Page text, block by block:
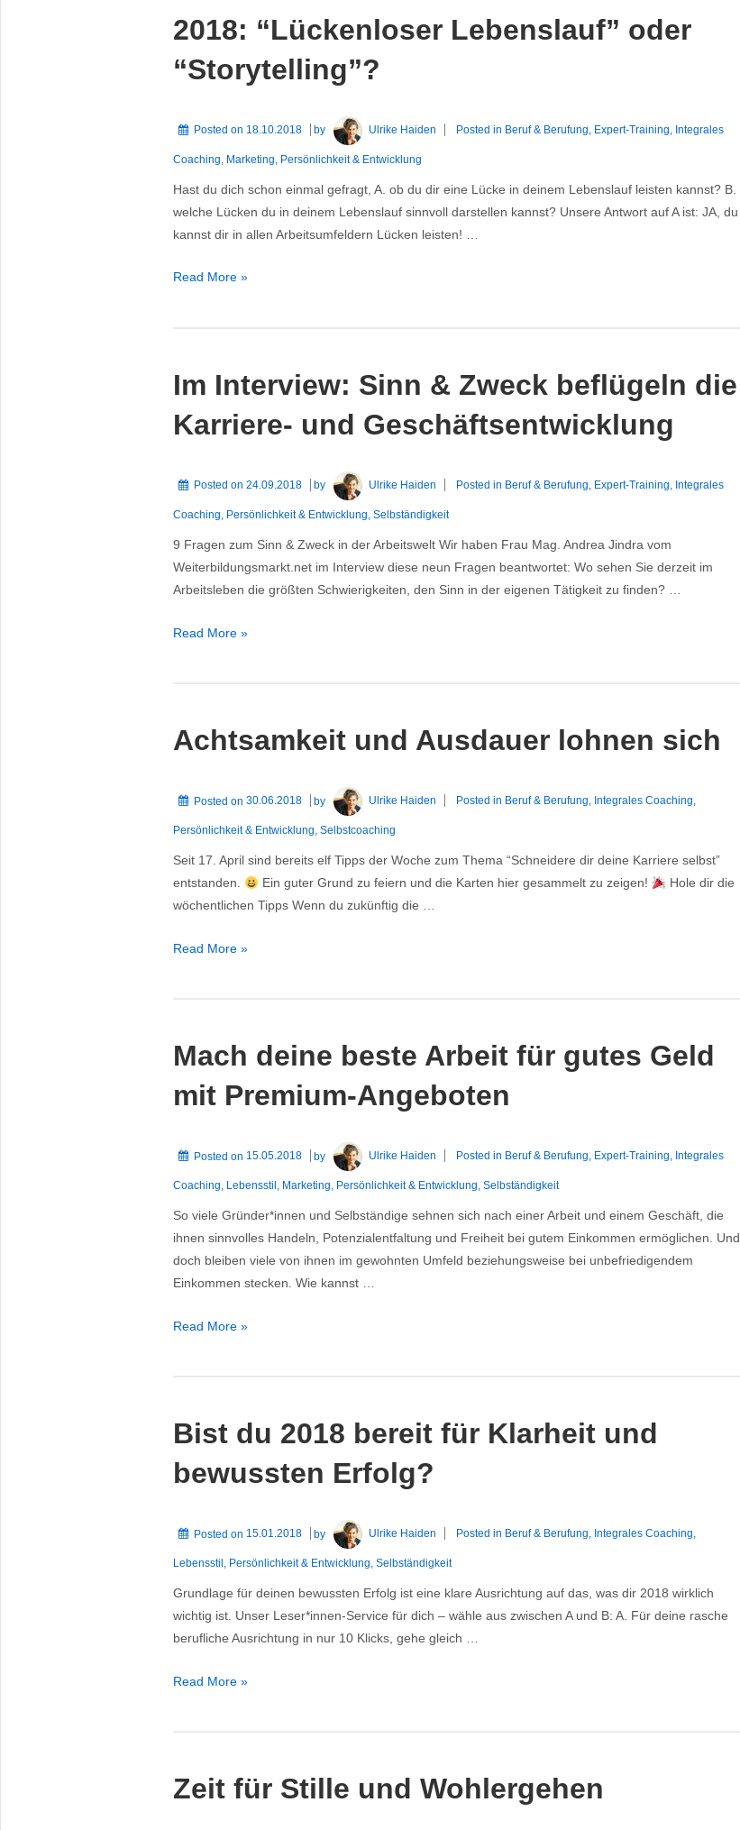
Spaces
2018: “Lückenloser Lebenslauf” oder
“Storytelling”?
Posted on 18.10.2018 by Ulrike Haiden Posted in Beruf & Berufung, Expert-Training, Integrales
Coaching, Marketing, Persönlichkeit & Entwicklung
Hast du dich schon einmal gefragt, A. ob du dir eine Lücke in deinem Lebenslauf leisten kannst? B.
welche Lücken du in deinem Lebenslauf sinnvoll darstellen kannst? Unsere Antwort auf A ist: JA, du
kannst dir in allen Arbeitsumfeldern Lücken leisten! …
2018:
Read More »
Im Interview: Sinn & Zweck beflügeln die
Karriere- und Geschäftsentwicklung
Posted on 24.09.2018 by Ulrike Haiden Posted in Beruf & Berufung, Expert-Training, Integrales
Coaching, Persönlichkeit & Entwicklung, Selbständigkeit
9 Fragen zum Sinn & Zweck in der Arbeitswelt Wir haben Frau Mag. Andrea Jindra vom
Weiterbildungsmarkt.net im Interview diese neun Fragen beantwortet: Wo sehen Sie derzeit im
Arbeitsleben die größten Schwierigkeiten, den Sinn in der eigenen Tätigkeit zu finden? …
Im
beflügeln
Geschäftsentwicklung
Read More »
Achtsamkeit und Ausdauer lohnen sich
Posted on 30.06.2018 by Ulrike Haiden Posted in Beruf & Berufung, Integrales Coaching,
Persönlichkeit & Entwicklung, Selbstcoaching
Seit 17. April sind bereits elf Tipps der Woche zum Thema “Schneidere dir deine Karriere selbst”
entstanden.
Ein guter Grund zu feiern und die Karten hier gesammelt zu zeigen!
Hole dir die
wöchentlichen Tipps Wenn du zukünftig die …
Achtsamkeit
Read More »
Mach deine beste Arbeit für gutes Geld
mit Premium-Angeboten
Posted on 15.05.2018 by Ulrike Haiden Posted in Beruf & Berufung, Expert-Training, Integrales
Coaching, Lebensstil , Marketing, Persönlichkeit & Entwicklung, Selbständigkeit
So viele Gründer*innen und Selbständige sehnen sich nach einer Arbeit und einem Geschäft, die
ihnen sinnvolles Handeln, Potenzialentfaltung und Freiheit bei gutem Einkommen ermöglichen. Und
doch bleiben viele von ihnen im gewohnten Umfeld beziehungsweise bei unbefriedigendem
Einkommen stecken. Wie kannst …
Mach
gutes
Geld
mit
Angeboten
Read More »
Bist du 2018 bereit für Klarheit und
bewussten Erfolg?
Posted on 15.01.2018 by Ulrike Haiden Posted in Beruf & Berufung, Integrales Coaching,
Lebensstil , Persönlichkeit & Entwicklung, Selbständigkeit
Grundlage für deinen bewussten Erfolg ist eine klare Ausrichtung auf das, was dir 2018 wirklich
wichtig ist. Unser Leser*innen-Service für dich – wähle aus zwischen A und B: A. Für deine rasche
berufliche Ausrichtung in nur 10 Klicks, gehe gleich …
Bist
Klarheit
Read More »
Zeit für Stille und Wohlergehen